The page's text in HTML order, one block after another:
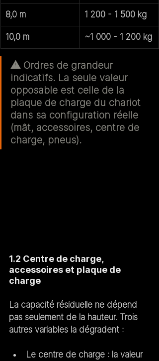
8,0 m 1 200 - 1 500 kg
10,0 m ~1 000 - 1 200 kg
⚠️ Ordres de grandeur
indicatifs. La seule valeur
opposable est celle de la
plaque de charge du chariot
dans sa configuration réelle
(mât, accessoires, centre de
charge, pneus).
1.2 Centre de charge,
accessoires et plaque de
charge
La capacité résiduelle ne dépend
pas seulement de la hauteur. Trois
autres variables la dégradent :
Le centre de charge : la valeur